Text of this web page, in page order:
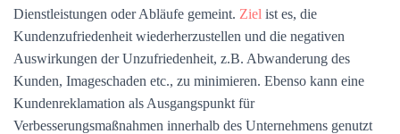
Dienstleistungen oder Abläufe gemeint. Ziel ist es, die
Kundenzufriedenheit wiederherzustellen und die negativen
Auswirkungen der Unzufriedenheit, z.B. Abwanderung des
Kunden, Imageschaden etc., zu minimieren. Ebenso kann eine
Kundenreklamation als Ausgangspunkt für
Verbesserungsmaßnahmen innerhalb des Unternehmens genutzt